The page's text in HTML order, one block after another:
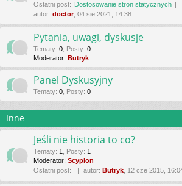
Ostatni post: Dostosowanie stron statycznych
autor: doctor, 04 sie 2021, 14:38
Pytania, uwagi, dyskusje
Tematy: 0 Posty: 0
Moderator: Butryk
Panel Dyskusyjny
Tematy: 0 Posty: 0
Inne
Jeśli nie historia to co?
Tematy: 1 Posty: 1
Moderator: Scypion
Ostatni post:
autor: Butryk , 12 cze 2015,